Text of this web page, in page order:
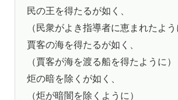
民の王を得たるが如く、
（民衆がよき指導者に恵まれたよう
賈客の海を得たるが如く、
（賈客が海を渡る船を得たように）
炬の暗を除くが如く、
（炬が暗闇を除くように）